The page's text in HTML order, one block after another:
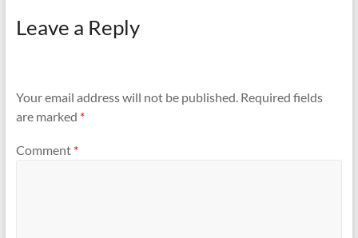
Leave a Reply
Your email address will not be published. Required fields
are marked *
Comment *